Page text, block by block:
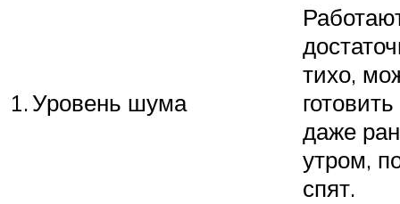
1.Уровень шума
тихо,
даже
утром,
спят.